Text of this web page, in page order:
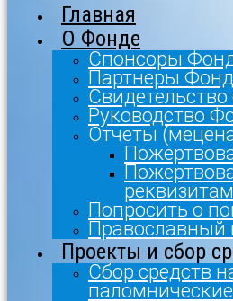
Главная
О Фонде
Спонсоры
Партнеры
Руководство
Отчеты
реквизитам
Попросить о
Православный
Проекты и сбор
Сбор средств